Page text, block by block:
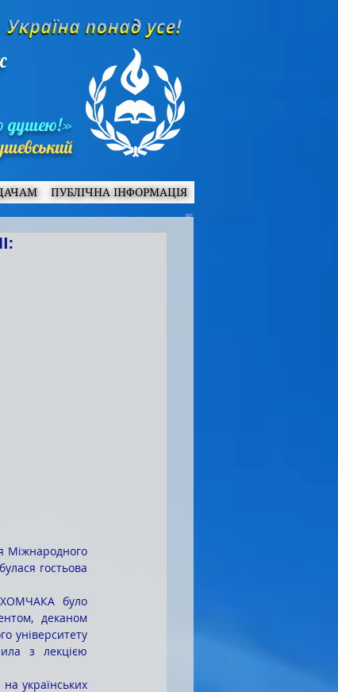
душею!»
ПУБЛІЧНА ІНФОРМАЦІЯ
Міжнародного
гостьова
деканом
університету
з лекцією